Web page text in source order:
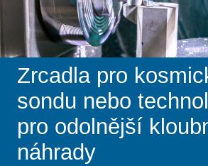
Zrcadla pro
sondu nebo
pro odolnější
náhrady